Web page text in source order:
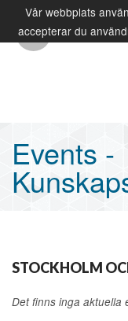
Vår webbplats
accepterar du
Events -
STOCKHOLM
Det finns inga aktuella